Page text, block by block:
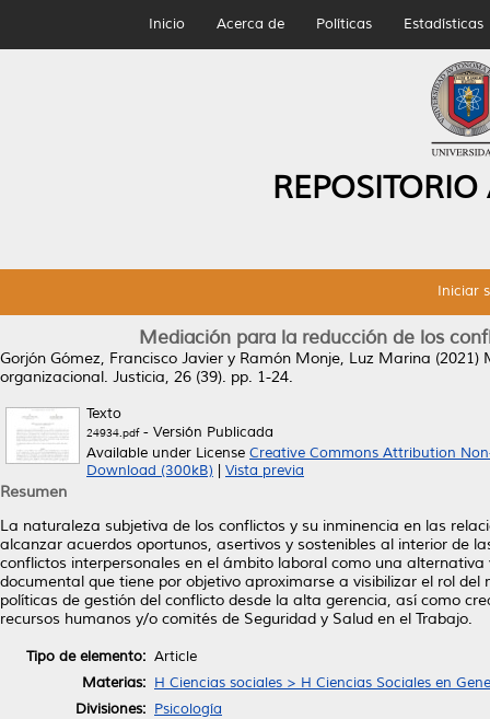
Inicio Acerca de Políticas Estadísticas
Iniciar
Mediación para la reducción de los
Gorjón Gómez, Francisco Javier y Ramón Monje, Luz Marina (2021)
organizacional. Justicia, 26 (39). pp. 1-24.
Texto
24934.pdf- Versión Publicada
Available under License Creative Commons Attribution
Download (300kB)
Vista previa
Resumen
La naturaleza subjetiva de los conflictos y su inminencia en las
alcanzar acuerdos oportunos, asertivos y sostenibles al interior de
conflictos interpersonales en el ámbito laboral como una
documental que tiene por objetivo aproximarse a visibilizar el rol
políticas de gestión del conflicto desde la alta gerencia, así como
recursos humanos y/o comités de Seguridad y Salud en el Trabajo.
Tipo de elemento: Article
Materias: H Ciencias sociales > H Ciencias Sociales en
Divisiones: Psicología